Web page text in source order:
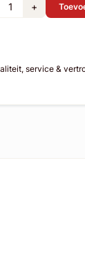
+
service &